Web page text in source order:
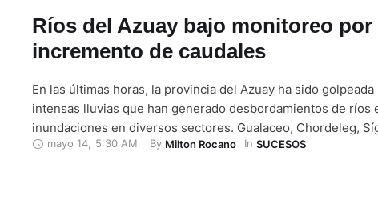
Ríos del Azuay bajo monitoreo por
incremento de caudales
En las últimas horas, la provincia del Azuay ha sido golpeada
intensas lluvias que han generado desbordamientos de ríos
inundaciones en diversos sectores. Gualaceo, Chordeleg,
varias zonas de Cuenca figuran entre los cantones más
mayo 14, 5:30 AM By Milton Rocano In SUCESOS